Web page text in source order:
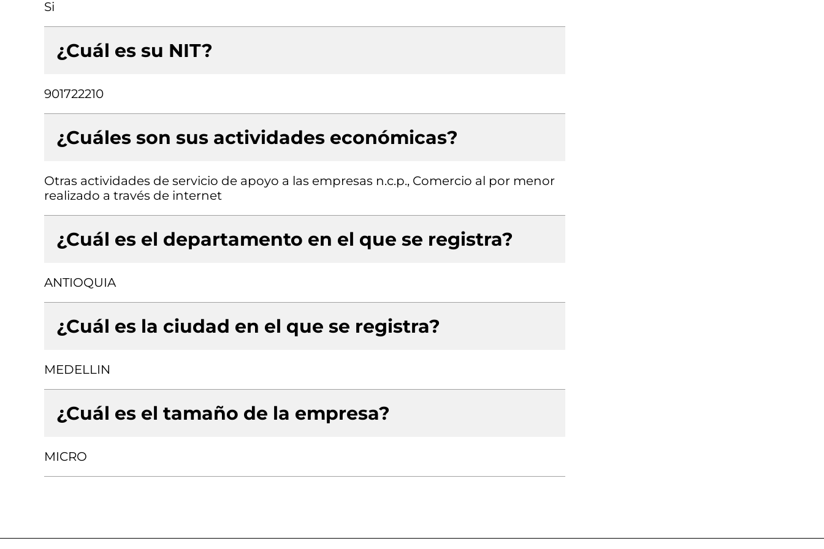
Si
¿Cuál es su NIT?
901722210
¿Cuáles son sus actividades económicas?
Otras actividades de servicio de apoyo a las empresas n.c.p., Comercio al por menor
realizado a través de internet
¿Cuál es el departamento en el que se registra?
ANTIOQUIA
¿Cuál es la ciudad en el que se registra?
MEDELLIN
¿Cuál es el tamaño de la empresa?
MICRO